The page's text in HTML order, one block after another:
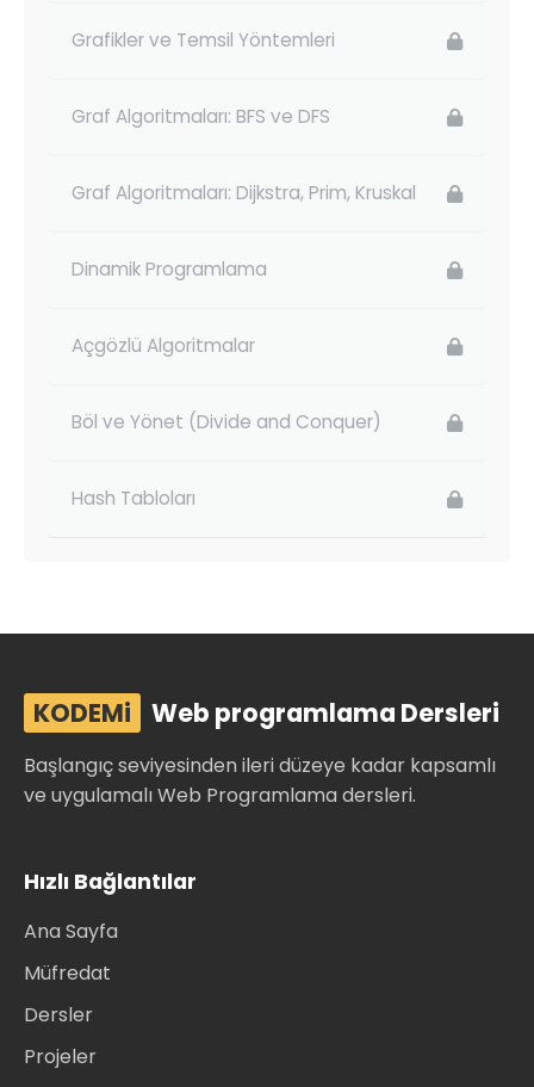
Grafikler ve Temsil Yöntemleri
Graf Algoritmaları: BFS ve DFS
Graf Algoritmaları: Dijkstra, Prim, Kruskal
Dinamik Programlama
Açgözlü Algoritmalar
Böl ve Yönet (Divide and Conquer)
Hash Tabloları
KODEMi Web programlama Dersleri
Başlangıç seviyesinden ileri düzeye kadar kapsamlı
ve uygulamalı Web Programlama dersleri.
Hızlı Bağlantılar
Ana Sayfa
Müfredat
Dersler
Projeler